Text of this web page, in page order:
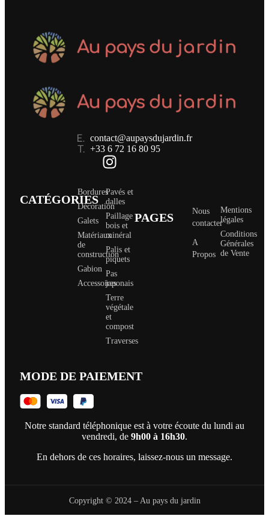
contact@aupaysdujardin.fr
+33 6 72 16 80 95
CATÉGORIES
Bordures
Décoration
Galets
Matériaux
de
construction
Gabion
Accessoires
Pavés et
dalles
Paillage
bois et
minéral
Palis et
piquets
Pas
japonais
Terre
végétale
et
compost
Traverses
PAGES
Nous
contacter
A
Propos
Mentions
légales
Conditions
Générales
de Vente
MODE DE PAIEMENT
Notre standard téléphonique est à votre écoute du lundi au
vendredi, de 9h00 à 16h30.
En dehors de ces horaires, laissez-nous un message.
Copyright © 2024 – Au pays du jardin